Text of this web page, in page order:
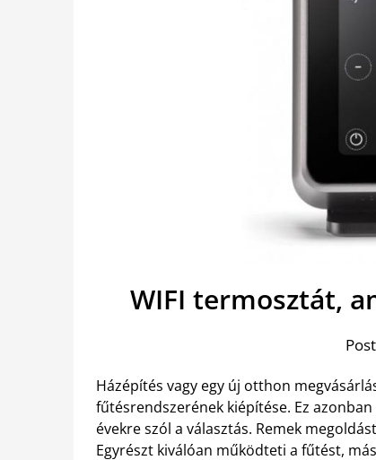
WIFI termosztát,
Házépítés vagy egy új otthon
fűtésrendszerének kiépítése. Ez
évekre szól a választás. Remek
Egyrészt kiválóan működteti a fűtést,